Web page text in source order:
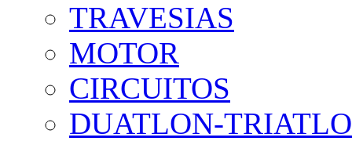
TRAVESIAS
MOTOR
CIRCUITOS
DUATLON-